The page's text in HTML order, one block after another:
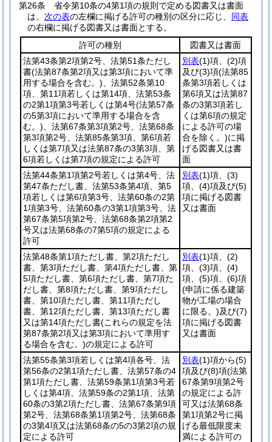
第26条
省令第10条の4第1項の規則で定める図書又は書面
は、 次の表の左欄に掲げる許可の種別の区分に応じ、 同表
の右欄に掲げる図書又は書面とする。
許可の種別
図書又は書面
法第43条第2項第2号、法第51条ただし
書(法第87条第2項又は第3項において準
用する場合を含む。) 、法第52条第10
項、第11項若しくは第14項、法第53条
の2第1項第3号若しくは第4号(法第57条
の5第3項において準用する場合を含
む。) 、法第67条第3項第2号、法第68条
第3項第2号、法第85条第3項、第6項若
しくは第7項又は法第87条の3第3項、第
6項若しくは第7項の規定による許可
別表(1)項、 (2)項
及び(3)項(法第85
条第3項若しくは
第6項又は法第87
条の3第3項若し
くは第6項の規定
による許可の場
合を除く。)に掲
げる図書又は書
面
法第44条第1項第2号若しくは第4号、法
第47条ただし書、法第53条第4項、第5
項若しくは第6項第3号、法第60条の2第
1項第3号、法第60条の3第1項第3号、法
第67条第5項第2号、法第68条第2項第2
号又は法第68条の7第5項の規定による
許可
別表(1)項、 (3)
項、 (4)項及び(5)
項に掲げる図書
又は書面
法第48条第1項ただし書、第2項ただし
書、第3項ただし書、第4項ただし書、第
5項ただし書、第6項ただし書、第7項た
だし書、第8項ただし書、第9項ただし
書、第10項ただし書、第11項ただし
書、第12項ただし書、第13項ただし書
又は第14項ただし書(これらの規定を法
第87条第2項又は第3項において準用す
る場合を含む。)の規定による許可
別表(1)項、 (2)
項、 (3)項、 (4)
項、 (5)項、 (6)項
(申請に係る建築
物が工場の場合
に限る。)及び(7)
項に掲げる図書
又は書面
法第55条第3項若しくは第4項各号、法
第56条の2第1項ただし書、法第57条の4
第1項ただし書、法第59条第1項第3号若
しくは第4項、法第59条の2第1項、法第
60条の3第2項ただし書、法第67条第9項
第2号、法第68条第1項第2号、法第68条
の3第4項又は法第68条の5の3第2項の規
定による許可
別表(1)項から(5)
項及び(8)項(法第
67条第9項第2号
の規定による許
可又は法第68条
第1項第2号に掲
げる最低限度未
満による許可の